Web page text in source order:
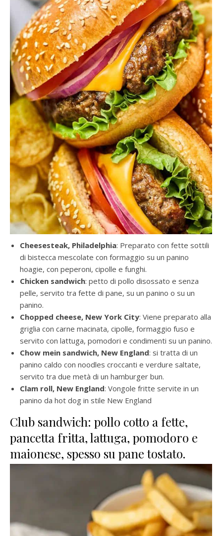
Cheesesteak, Philadelphia: Preparato con fette sottili
di bistecca mescolate con formaggio su un panino
hoagie, con peperoni, cipolle e funghi.
Chicken sandwich: petto di pollo disossato e senza
pelle, servito tra fette di pane, su un panino o su un
panino.
Chopped cheese, New York City: Viene preparato alla
griglia con carne macinata, cipolle, formaggio fuso e
servito con lattuga, pomodori e condimenti su un panino.
Chow mein sandwich, New England: si tratta di un
panino caldo con noodles croccanti e verdure saltate,
servito tra due metà di un hamburger bun.
Clam roll, New England: Vongole fritte servite in un
panino da hot dog in stile New England
Club sandwich: pollo cotto a fette,
pancetta fritta, lattuga, pomodoro e
maionese, spesso su pane tostato.